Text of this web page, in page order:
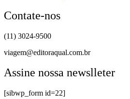
Contate-nos
(11) 3024-9500
viagem@editoraqual.com.br
Assine nossa newslleter
[sibwp_form id=22]